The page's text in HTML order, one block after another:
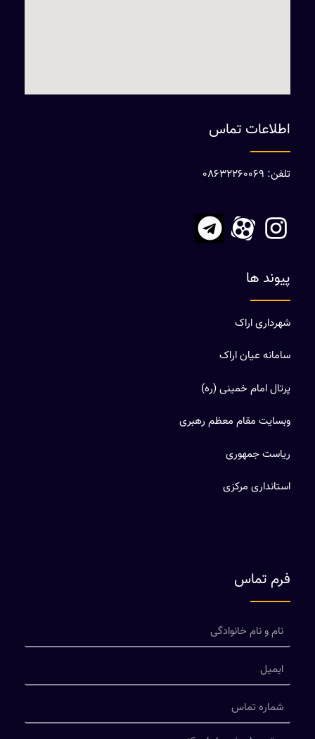
اطلاعات تماس
تلفن: 08632260069
پیوند ها
شهرداری اراک
سامانه عیان اراک
پرتال امام خمینی (ره)
وبسایت مقام معظم رهبری
ریاست جمهوری
استانداری مرکزی
فرم تماس